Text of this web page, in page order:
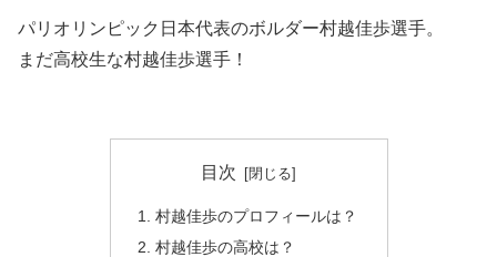
パリオリンピック日本代表のボルダー村越佳歩選手。
まだ高校生な村越佳歩選手！
目次
村越佳歩のプロフィールは？
村越佳歩の高校は？